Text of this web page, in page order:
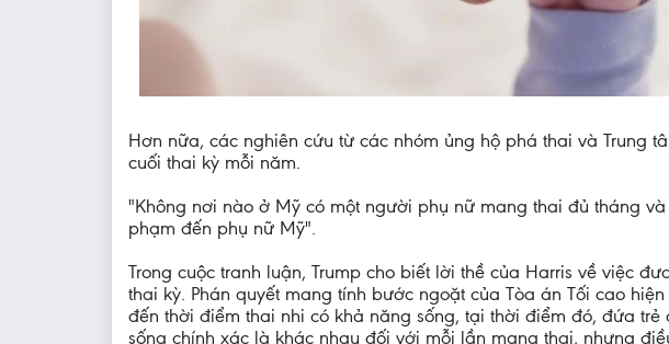
Hơn nữa, các nghiên cứu từ các nhóm ủng hộ phá thai và Trung
cuối thai kỳ mỗi năm.
"Không nơi nào ở Mỹ có một người phụ nữ mang thai đủ tháng
phạm đến phụ nữ Mỹ".
Trong cuộc tranh luận, Trump cho biết lời thề của Harris về việc
thai kỳ. Phán quyết mang tính bước ngoặt của Tòa án Tối cao
đến thời điểm thai nhi có khả năng sống, tại thời điểm đó, đứa
sống chính xác là khác nhau đối với mỗi lần mang thai, nhưng